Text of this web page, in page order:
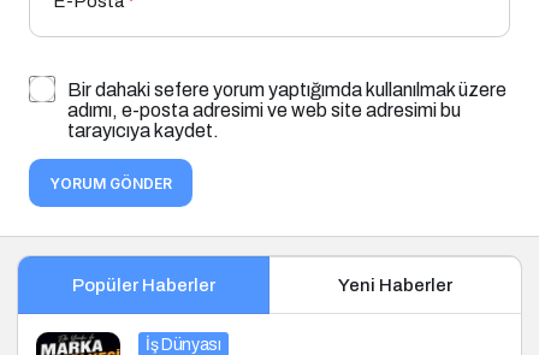
Bir dahaki sefere yorum yaptığımda kullanılmak üzere
adımı, e-posta adresimi ve web site adresimi bu
tarayıcıya kaydet.
YORUM GÖNDER
Popüler Haberler Yeni Haberler
İş Dünyası